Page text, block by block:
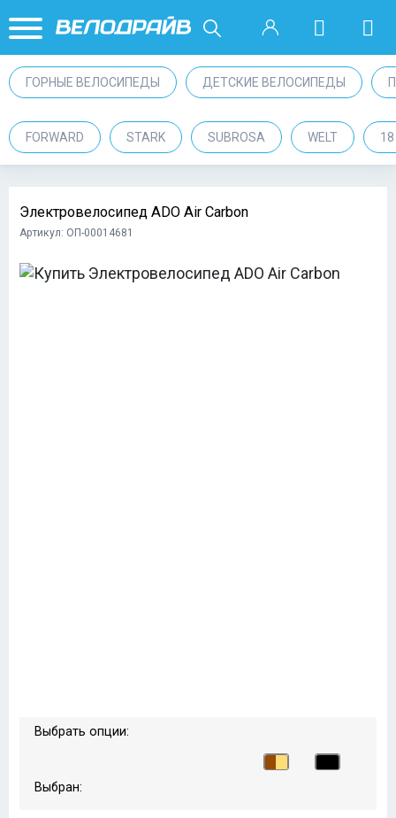
ГОРНЫЕ ВЕЛОСИПЕДЫ ДЕТСКИЕ ВЕЛОСИПЕДЫ
FORWARD STARK SUBROSA WELT
Электровелосипед ADO Air Carbon
Артикул: ОП-00014681
Выбрать опции:
Выбран: